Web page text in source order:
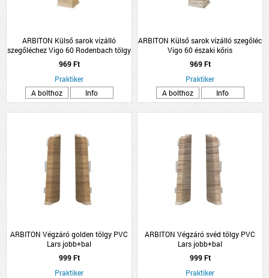
ARBITON Külső sarok vízálló
szegőléchez Vigo 60 Rodenbach tölgy
969 Ft
Praktiker
A bolthoz
Info
ARBITON Külső sarok vízálló szegőléc
Vigo 60 északi kőris
969 Ft
Praktiker
A bolthoz
Info
ARBITON Végzáró golden tölgy PVC
Lars jobb+bal
999 Ft
Praktiker
ARBITON Végzáró svéd tölgy PVC
Lars jobb+bal
999 Ft
Praktiker